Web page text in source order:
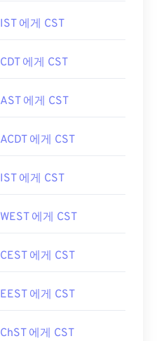
IST 에게 CST
CDT 에게 CST
AST 에게 CST
ACDT 에게 CST
IST 에게 CST
WEST 에게 CST
CEST 에게 CST
EEST 에게 CST
ChST 에게 CST